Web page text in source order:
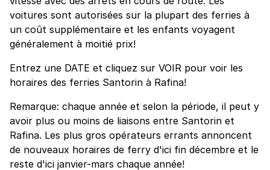
voitures sont autorisées sur la plupart des ferries à
un coût supplémentaire et les enfants voyagent
généralement à moitié prix!
Entrez une DATE et cliquez sur VOIR pour voir les
horaires des ferries Santorin à Rafina!
Remarque: chaque année et selon la période, il peut y
avoir plus ou moins de liaisons entre Santorin et
Rafina. Les plus gros opérateurs errants annoncent
de nouveaux horaires de ferry d'ici fin décembre et le
reste d'ici janvier-mars chaque année!